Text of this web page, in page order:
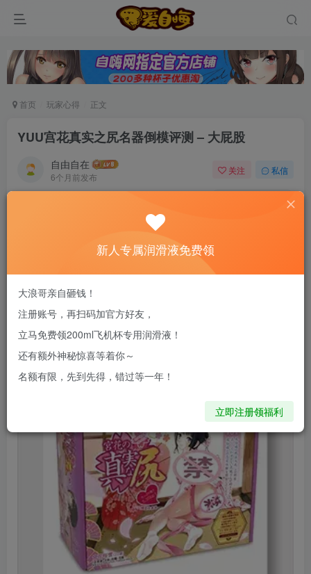
首页 玩家心得 正文
YUU宫花真实之尻名器倒模评测 – 大屁股
自由自在
6个月前发布
关注 私信
新老司机速来！注册自嗨网+扫码加好友，即
送200ml润滑液→
相关推荐
新人专属润滑液免费领
大浪哥亲自砸钱！
注册账号，再扫码加官方好友，
立马免费领200ml飞机杯专用润滑液！
还有额外神秘惊喜等着你～
名额有限，先到先得，错过等一年！
立即注册领福利